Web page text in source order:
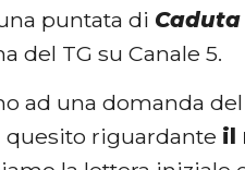
puntata di
del TG su Canale 5.
ad una domanda
quesito riguardante il